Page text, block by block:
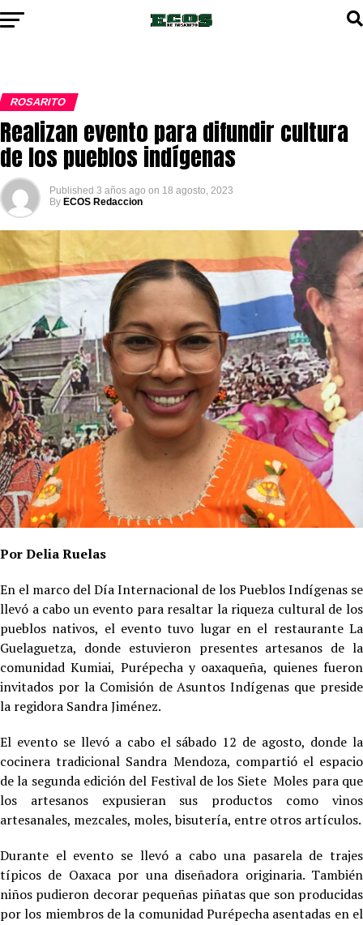
ROSARITO
Realizan evento para difundir cultura
de los pueblos indígenas
Published 3 años ago on 18 agosto, 2023
By ECOS Redaccion
Por Delia Ruelas
En el marco del Día Internacional de los Pueblos Indígenas se
llevó a cabo un evento para resaltar la riqueza cultural de los
pueblos nativos, el evento tuvo lugar en el restaurante La
Guelaguetza, donde estuvieron presentes artesanos de la
comunidad Kumiai, Purépecha y oaxaqueña, quienes fueron
invitados por la Comisión de Asuntos Indígenas que preside
la regidora Sandra Jiménez.
El evento se llevó a cabo el sábado 12 de agosto, donde la
cocinera tradicional Sandra Mendoza, compartió el espacio
de la segunda edición del Festival de los Siete Moles para que
los artesanos expusieran sus productos como vinos
artesanales, mezcales, moles, bisutería, entre otros artículos.
Durante el evento se llevó a cabo una pasarela de trajes
típicos de Oaxaca por una diseñadora originaria. También
niños pudieron decorar pequeñas piñatas que son producidas
por los miembros de la comunidad Purépecha asentadas en el